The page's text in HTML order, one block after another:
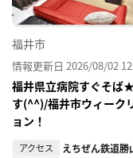
福井市
情報更新日 2026/08/02
福井県立病院すぐそば
す(^^)/福井市ウィーク
ョン！
アクセス えちぜん鉄道